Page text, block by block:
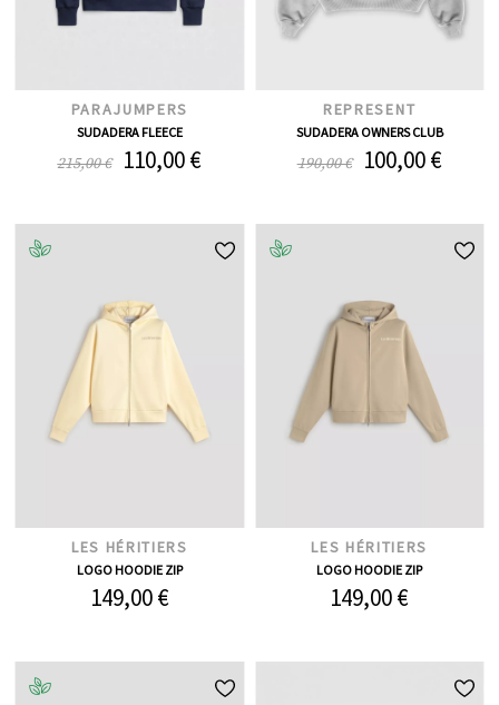
PARAJUMPERS
SUDADERA FLEECE
215,00 € 110,00 €
REPRESENT
SUDADERA OWNERS CLUB
190,00 € 100,00 €
LES HÉRITIERS
LOGO HOODIE ZIP
149,00 €
LES HÉRITIERS
LOGO HOODIE ZIP
149,00 €